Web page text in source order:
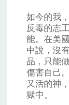
如今的我
反毒的志
能。在美
中說，沒
品，只能
傷害自己
又活的神
獄中。